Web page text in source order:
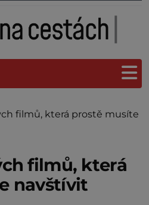
filmů, která prostě musíte
filmů, která
navštívit